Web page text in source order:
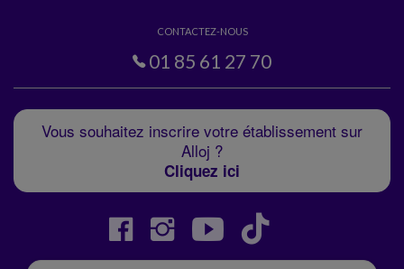
CONTACTEZ-NOUS
01 85 61 27 70
Vous souhaitez inscrire votre établissement sur
Alloj ?
Cliquez ici